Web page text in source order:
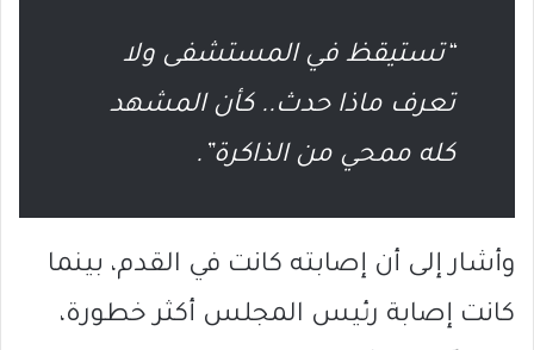
“تستيقظ في المستشفى ولا
تعرف ماذا حدث.. كأن المشهد
كله ممحي من الذاكرة”.
وأشار إلى أن إصابته كانت في القدم، بينما
كانت إصابة رئيس المجلس أكثر خطورة،